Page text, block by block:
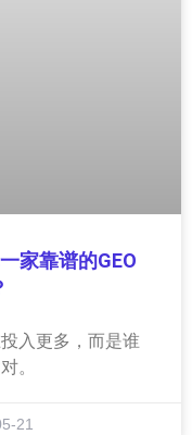
家靠谱的GEO
入更多，而是谁
。
21